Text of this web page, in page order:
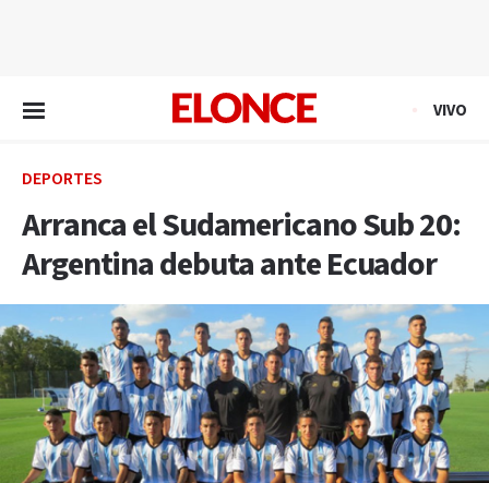
VIVO
DEPORTES
Arranca el Sudamericano Sub 20:
Argentina debuta ante Ecuador